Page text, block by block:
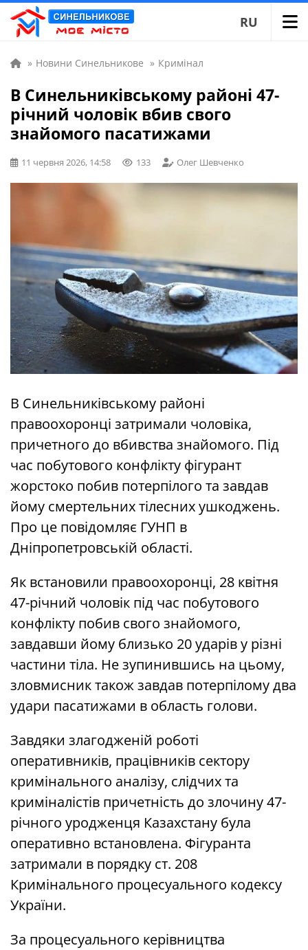
RU
» Новини Синельникове » Кримінал
В Синельниківському районі 47-
річний чоловік вбив свого
знайомого пасатижами
11 червня 2026, 14:58 133 Олег Шевченко
В Синельниківському районі
правоохоронці затримали чоловіка,
причетного до вбивства знайомого. Під
час побутового конфлікту фігурант
жорстоко побив потерпілого та завдав
йому смертельних тілесних ушкоджень.
Про це повідомляє ГУНП в
Дніпропетровській області.
Як встановили правоохоронці, 28 квітня
47-річний чоловік під час побутового
конфлікту побив свого знайомого,
завдавши йому близько 20 ударів у різні
частини тіла. Не зупинившись на цьому,
зловмисник також завдав потерпілому два
удари пасатижами в область голови.
Завдяки злагодженій роботі
оперативників, працівників сектору
кримінального аналізу, слідчих та
криміналістів причетність до злочину 47-
річного уродженця Казахстану була
оперативно встановлена. Фігуранта
затримали в порядку ст. 208
Кримінального процесуального кодексу
України.
За процесуального керівництва